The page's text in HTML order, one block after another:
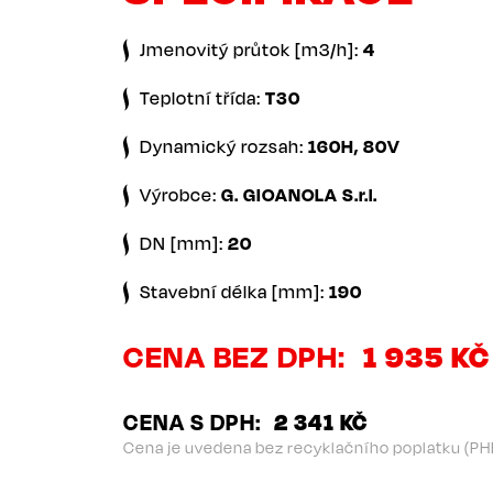
Jmenovitý průtok [m3/h]: 4
Teplotní třída: T30
Dynamický rozsah: 160H, 80V
Výrobce: G. GIOANOLA S.r.l.
DN [mm]: 20
Stavební délka [mm]: 190
CENA BEZ DPH 1 935 KČ
CENA S DPH 2 341 KČ
Cena je uvedena bez recyklačního poplatku